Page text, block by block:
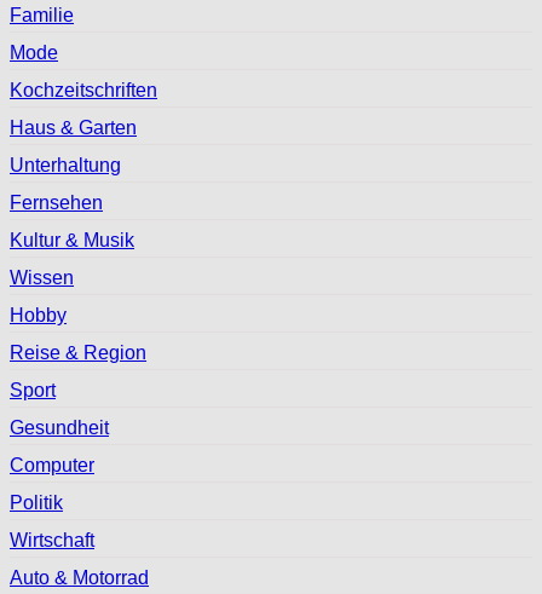
Familie
Mode
Kochzeitschriften
Haus & Garten
Unterhaltung
Fernsehen
Kultur & Musik
Wissen
Hobby
Reise & Region
Sport
Gesundheit
Computer
Politik
Wirtschaft
Auto & Motorrad